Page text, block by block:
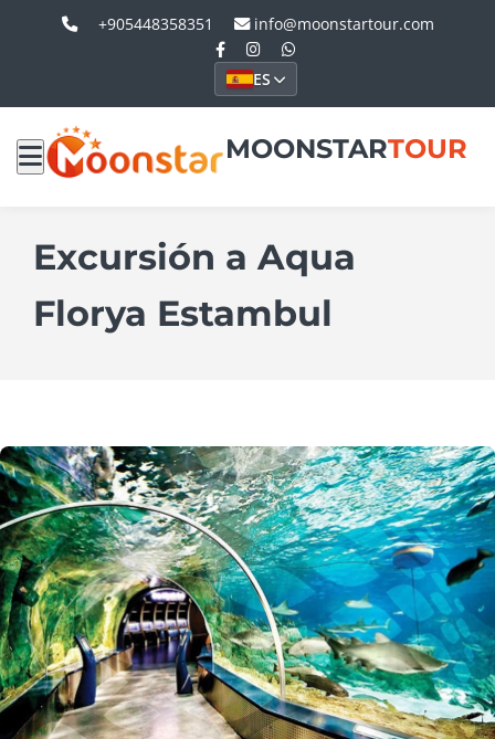
+905448358351 info@moonstartour.com
ES
MOONSTARTOUR
Excursión a Aqua
Florya Estambul